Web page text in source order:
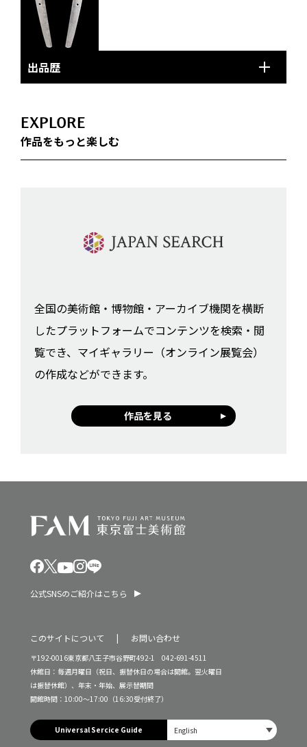
出品歴
EXPLORE
作品をもっと楽しむ
全国の美術館・博物館・アーカイブ機関を横断
したプラットフォームでコンテンツを検索・閲
覧でき、マイギャラリー（オンライン展覧会）
の作成などができます。
作品を見る
公式SNSのご紹介はこちら
このサイトについて お問い合わせ
〒192-0016東京都八王子市谷野町492-1 042-691-4511
休館日：毎週月曜日（祝日、振替休日の場合は開館。翌火曜日
は振替休館）、年末・年始、展示替期間
開館時間：10:00～17:00（16:30受付終了）
Universal Sercice Guide